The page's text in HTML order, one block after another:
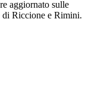
aggiornato sulle
di Riccione e Rimini.